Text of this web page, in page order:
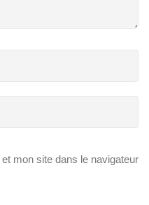
mon site dans le navigateur